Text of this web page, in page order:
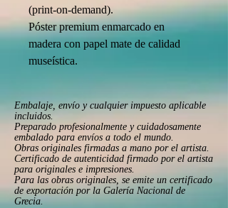
(print-on-demand).
Póster premium enmarcado en
madera con papel mate de calidad
museística.
Embalaje, envío y cualquier impuesto aplicable
incluidos.
Preparado profesionalmente y cuidadosamente
embalado para envíos a todo el mundo.
Obras originales firmadas a mano por el artista.
Certificado de autenticidad firmado por el artista
para originales e impresiones.
Para las obras originales, se emite un certificado
de exportación por la Galería Nacional de
Grecia.